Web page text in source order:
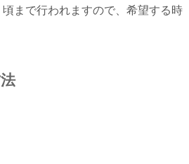
まで行われますので、希望する時